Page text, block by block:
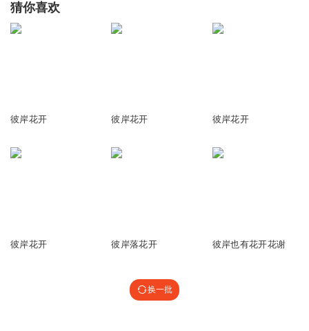
猜你喜欢
彼岸花开 彼岸花开 彼岸花开
彼岸花开 彼岸落花开 彼岸也有花开花谢
换一批